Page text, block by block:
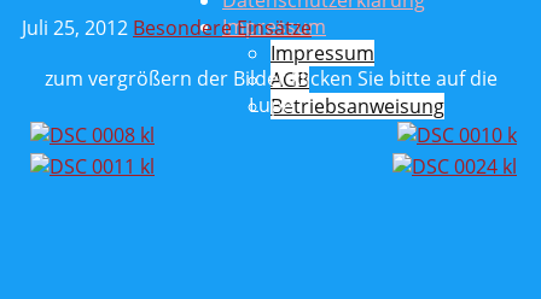
Impressum
Impressum
AGB
Betriebsanweisung
Juli 25, 2012 Besondere Einsätze
zum vergrößern der Bilder klicken Sie bitte auf die
Lupe